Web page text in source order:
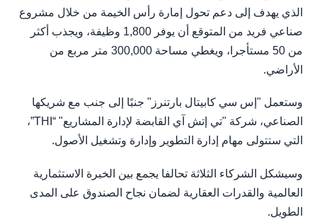
الذي يهدف إلى دعم تحول إمارة رأس الخيمة من خلال مشروع
صناعي فريد من المتوقع أن يوفر 1,800 وظيفة، ويجذب أكثر
من 50 مستأجرا، ويغطي مساحة 300,000 متر مربع من
الأراضي.
وستعمل "إس سي كابيتال بارتنرز" جنبًا إلى جنب مع شريكها
الصناعي، شركة "تي إتش آي القابضة لإدارة المشاريع" “THI”،
التي ستتولى مهام إدارة التطوير وإدارة وتشغيل الأصول.
وسيشكل الشركاء الثلاثة تحالفا يجمع بين الخبرة الاستثمارية
العالمية والقدرات العقارية لضمان نجاح الصندوق على المدى
الطويل.